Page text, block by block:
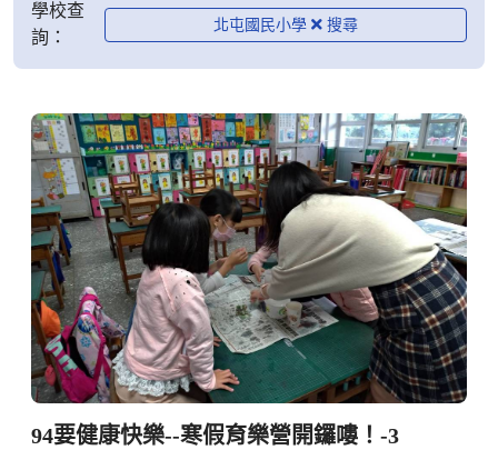
學校查
詢：
北屯國民小學
94要健康快樂--寒假育樂營開鑼嘍！-3